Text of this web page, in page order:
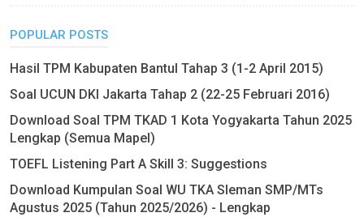
POPULAR POSTS
Hasil TPM Kabupaten Bantul Tahap 3 (1-2 April 2015)
Soal UCUN DKI Jakarta Tahap 2 (22-25 Februari 2016)
Download Soal TPM TKAD 1 Kota Yogyakarta Tahun 2025
Lengkap (Semua Mapel)
TOEFL Listening Part A Skill 3: Suggestions
Download Kumpulan Soal WU TKA Sleman SMP/MTs
Agustus 2025 (Tahun 2025/2026) - Lengkap